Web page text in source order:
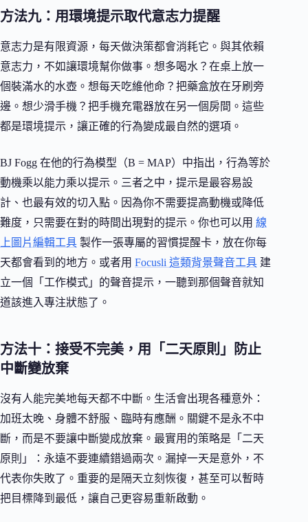
方法九：用環境提示取代意志力提醒
意志力是有限資源，每天做決策都會消耗它。與其依賴
意志力，不如讓環境幫你做事。想多喝水？在桌上放一
個裝滿水的水壺。想每天吃維他命？把藥盒放在牙刷旁
邊。想少滑手機？把手機充電器放在另一個房間。這些
都是環境提示，讓正確的行為變成最自然的選項。
BJ Fogg 在他的行為模型（B = MAP）中指出，行為等於
動機乘以能力乘以提示。三者之中，提示是最容易設
計、也最有效的切入點。因為你不需要提高動機或降低
難度，只需要在對的時間出現對的提示。你也可以用 線
上圖片編輯工具 製作一張專屬的習慣提醒卡，放在你每
天都會看到的地方。或者用 Focusli 這類背景聲音工具 建
立一個「工作模式」的聲音提示，一聽到那個聲音就知
道該進入專注狀態了。
方法十：接受不完美，用「二天原則」防止
中斷變放棄
沒有人能完美地每天都不中斷。生活會出現各種意外：
加班太晚、身體不舒服、臨時有應酬。關鍵不是永不中
斷，而是不要讓中斷變成放棄。最實用的策略是「二天
原則」：永遠不要連續錯過兩次。漏掉一天是意外，不
代表你失敗了。重要的是隔天立刻恢復，甚至可以暫時
把目標降到最低，讓自己更容易重新啟動。